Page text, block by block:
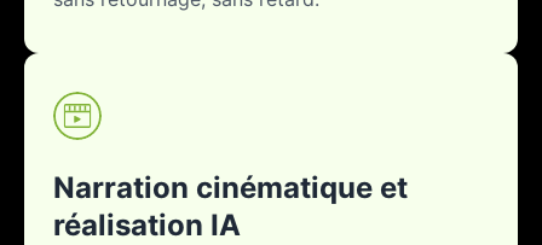
Narration cinématique et
réalisation IA